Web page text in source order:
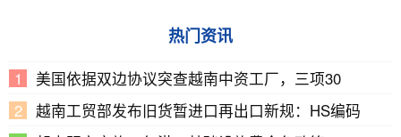
热门资讯
美国依据双边协议突查越南中资工厂，三项30
越南工贸部发布旧货暂进口再出口新规：HS编码